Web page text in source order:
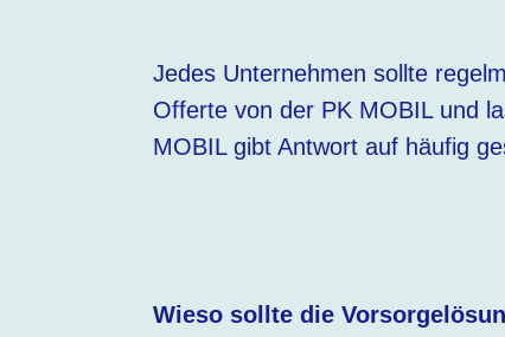
Jedes Unternehmen sollte
Offerte von der PK MOBIL und
MOBIL gibt Antwort auf häufig
Wieso sollte die